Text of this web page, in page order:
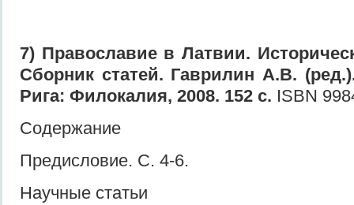
7) Православие в Латвии.
Сборник статей. Гаврилин А.В.
Рига: Филокалия, 2008. 152 с. ISBN
Содержание
Предисловие. С. 4-6.
Научные статьи